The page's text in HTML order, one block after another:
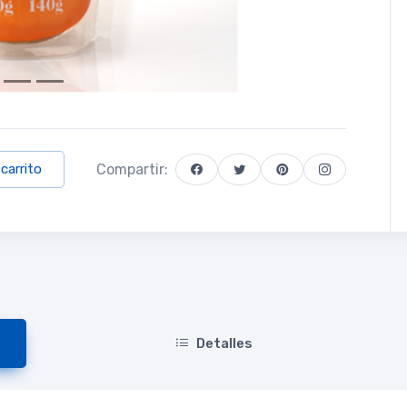
Compartir:
Detalles